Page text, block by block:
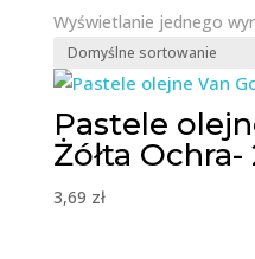
Wyświetlanie jednego
Pastele
Żółta Ochra-
3,69 zł